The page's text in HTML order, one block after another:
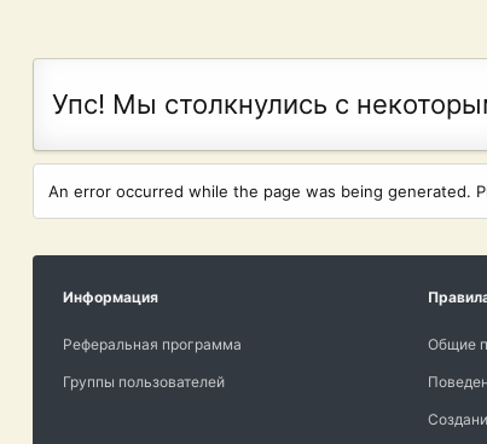
Упс! Мы столкнулись с
An error occurred while the page was being generated.
Информация
Реферальная программа
Группы пользователей
Общие